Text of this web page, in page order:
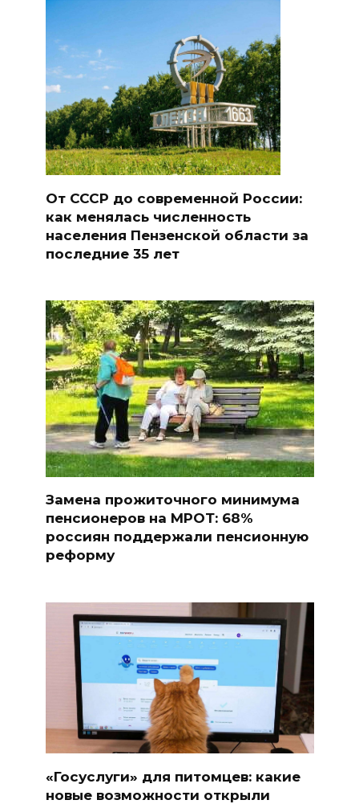
От СССР до современной России:
как менялась численность
населения Пензенской области за
последние 35 лет
Замена прожиточного минимума
пенсионеров на МРОТ: 68%
россиян поддержали пенсионную
реформу
«Госуслуги» для питомцев: какие
новые возможности открыли